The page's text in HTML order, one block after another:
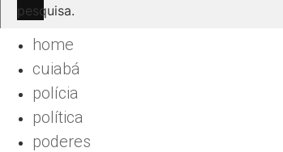
pesquisa.
home
cuiabá
polícia
política
poderes